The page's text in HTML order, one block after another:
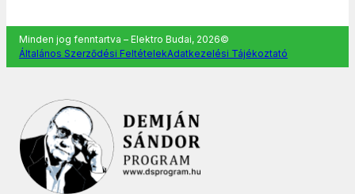
Minden jog fenntartva – Elektro Budai, 2026©
Általános Szerződési FeltételekAdatkezelési Tájékoztató